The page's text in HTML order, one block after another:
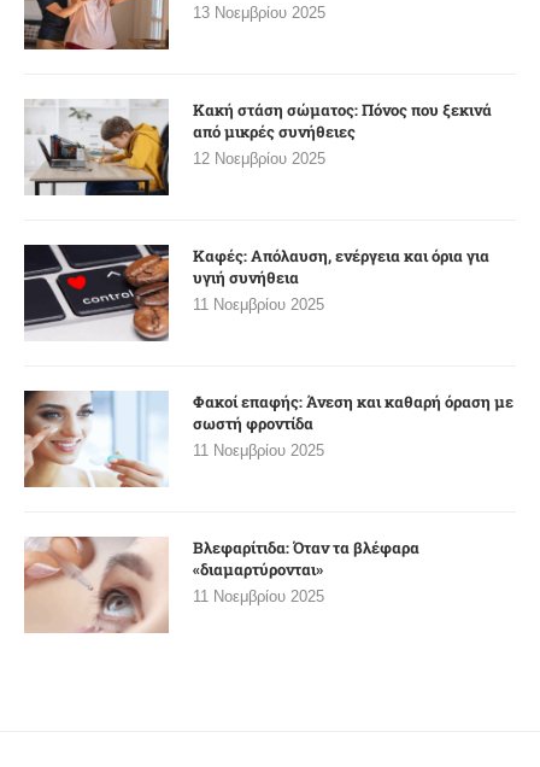
13 Νοεμβρίου 2025
Κακή στάση σώματος: Πόνος που ξεκινά
από μικρές συνήθειες
12 Νοεμβρίου 2025
Καφές: Απόλαυση, ενέργεια και όρια για
υγιή συνήθεια
11 Νοεμβρίου 2025
Φακοί επαφής: Άνεση και καθαρή όραση με
σωστή φροντίδα
11 Νοεμβρίου 2025
Βλεφαρίτιδα: Όταν τα βλέφαρα
«διαμαρτύρονται»
11 Νοεμβρίου 2025